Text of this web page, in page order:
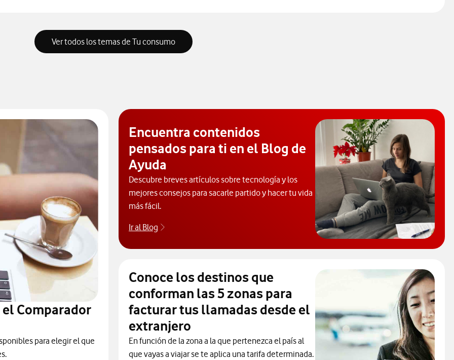
Ver todos los temas de Tu consumo
Comparador
para elegir el que
Encuentra contenidos
pensados para ti en el Blog de
Ayuda
Descubre breves artículos sobre tecnología y los
mejores consejos para sacarle partido y hacer tu vida
más fácil.
Ir al Blog
Descubre el blog de Ayuda. Abrir ventana modal
Conoce los destinos que
conforman las 5 zonas para
facturar tus llamadas desde el
extranjero
En función de la zona a la que pertenezca el país al
que vayas a viajar se te aplica una tarifa determinada.